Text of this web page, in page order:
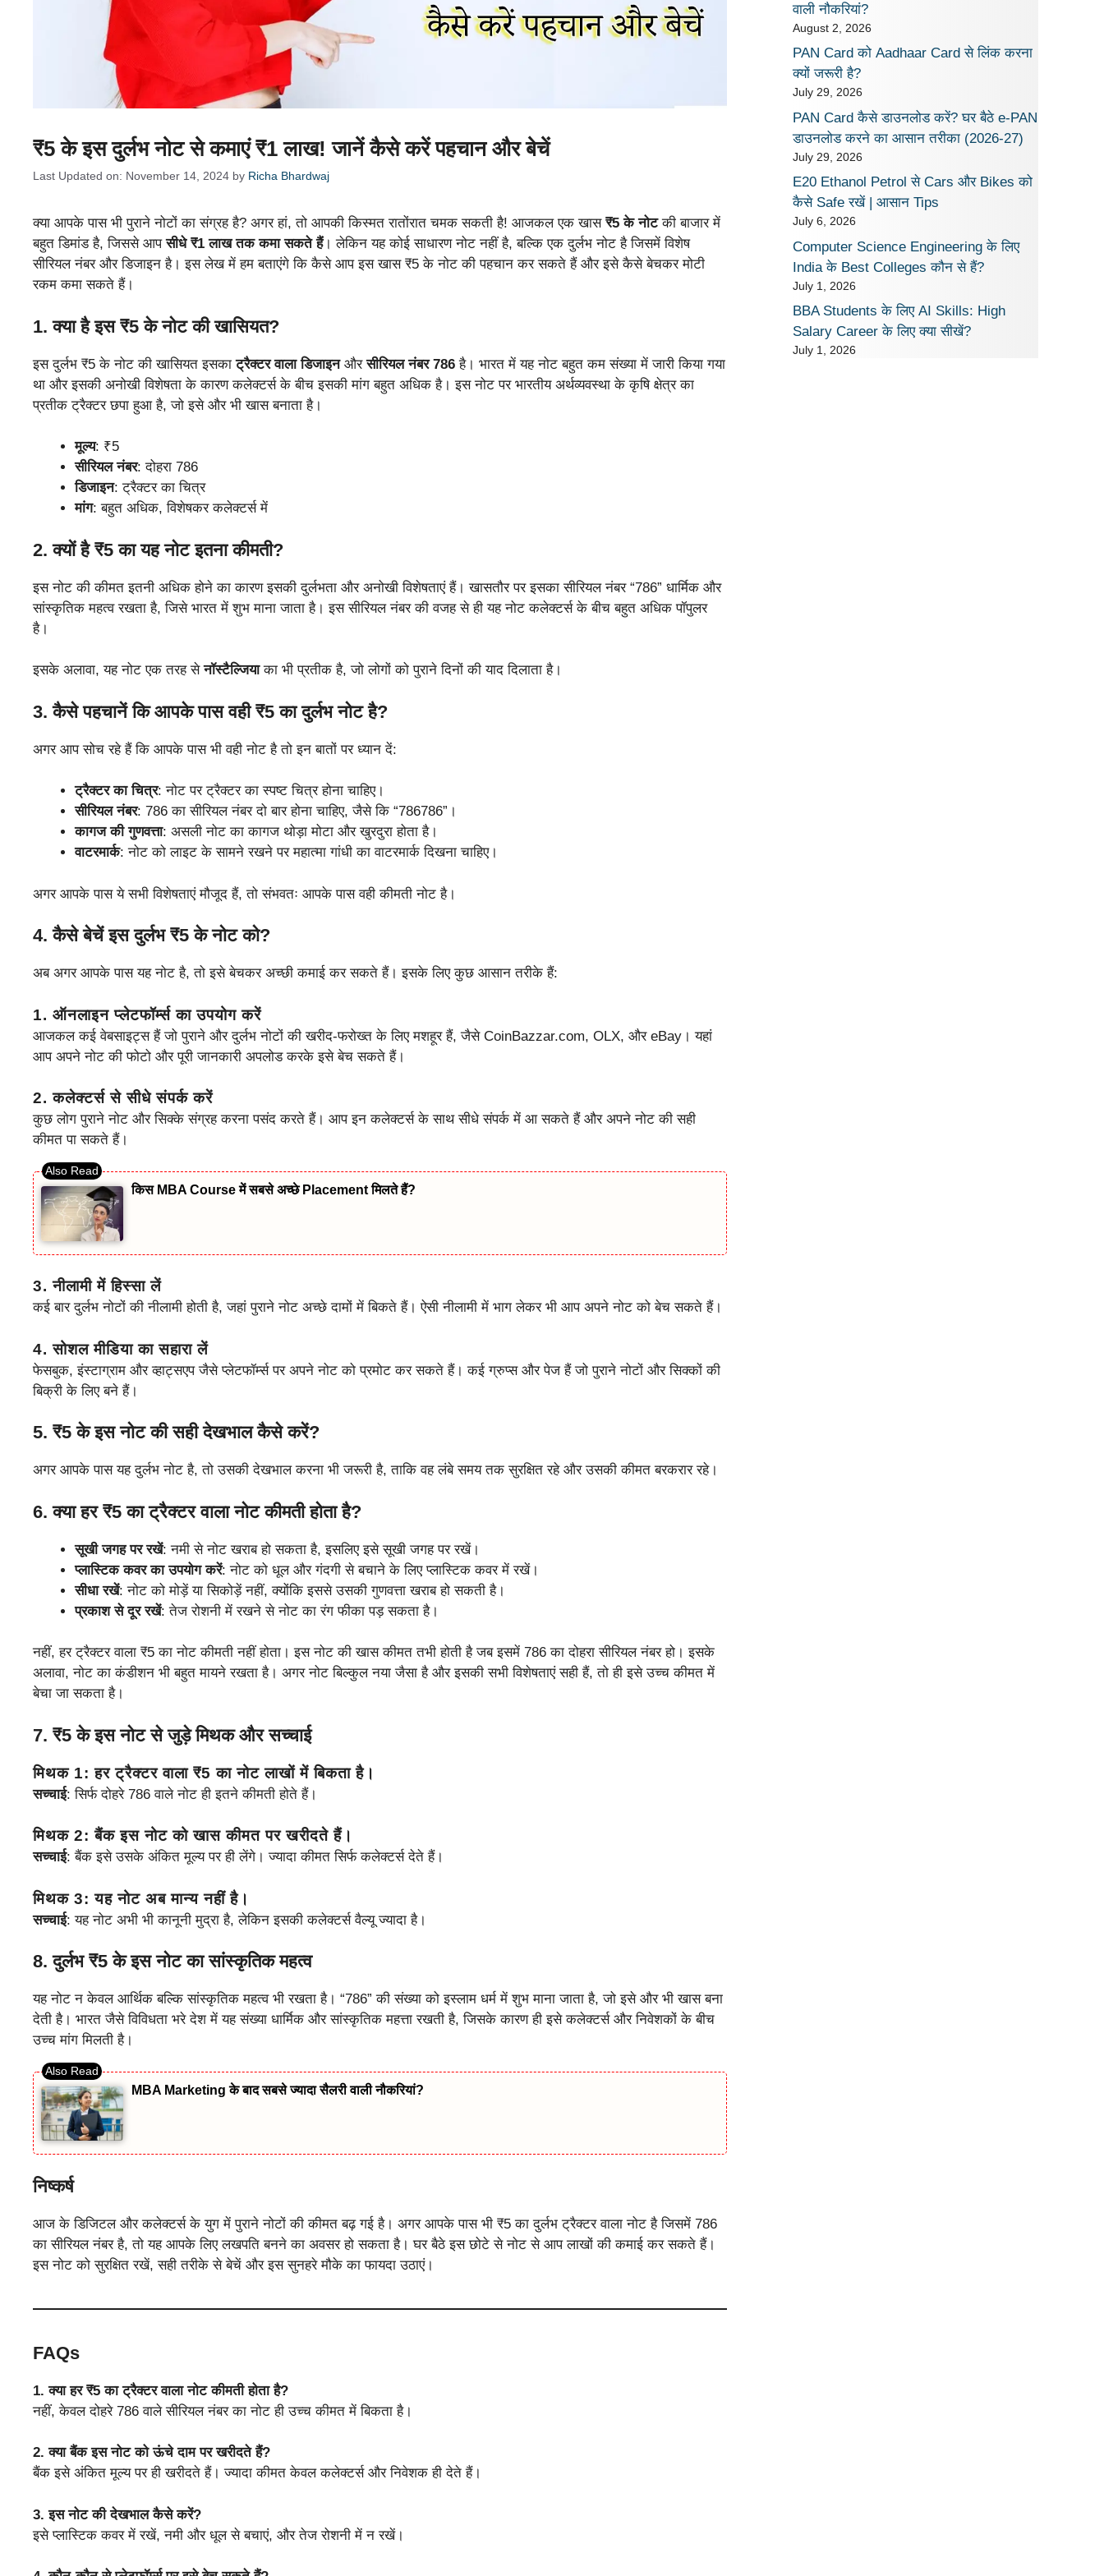
₹5 के इस दुर्लभ नोट से कमाएं ₹1 लाख! जानें कैसे करें पहचान और बेचें
Last Updated on: November 14, 2024 by Richa Bhardwaj
क्या आपके पास भी पुराने नोटों का संग्रह है? अगर हां, तो आपकी किस्मत रातोंरात चमक सकती है! आजकल एक खास ₹5 के नोटकी बाजार में
बहुत डिमांड है, जिससे आपसीधे ₹1 लाख तक कमा सकते हैं। लेकिन यह कोई साधारण नोट नहीं है, बल्कि एक दुर्लभ नोट है जिसमें विशेष
सीरियल नंबर और डिजाइन है। इस लेख में हम बताएंगे कि कैसे आप इस खास ₹5 के नोट की पहचान कर सकते हैं और इसे कैसे बेचकर मोटी
रकम कमा सकते हैं।
1.क्या है इस ₹5 के नोट की खासियत?
इस दुर्लभ ₹5 के नोट की खासियत इसकाट्रैक्टर वाला डिजाइनऔरसीरियल नंबर 786 है। भारत में यह नोट बहुत कम संख्या में जारी किया गया
था और इसकी अनोखी विशेषता के कारण कलेक्टर्स के बीच इसकी मांग बहुत अधिक है। इस नोट पर भारतीय अर्थव्यवस्था के कृषि क्षेत्र का
प्रतीक ट्रैक्टर छपा हुआ है, जो इसे और भी खास बनाता है।
मूल्य: ₹5
सीरियल नंबर: दोहरा 786
डिजाइन: ट्रैक्टर का चित्र
मांग: बहुत अधिक, विशेषकर कलेक्टर्स में
2.क्यों है ₹5 का यह नोट इतना कीमती?
इस नोट की कीमत इतनी अधिक होने का कारण इसकी दुर्लभता और अनोखी विशेषताएं हैं। खासतौर पर इसका सीरियल नंबर “786” धार्मिक और
सांस्कृतिक महत्व रखता है, जिसे भारत में शुभ माना जाता है। इस सीरियल नंबर की वजह से ही यह नोट कलेक्टर्स के बीच बहुत अधिक पॉपुलर
है।
इसके अलावा, यह नोट एक तरह सेनॉस्टैल्जियाका भी प्रतीक है, जो लोगों को पुराने दिनों की याद दिलाता है।
3.कैसे पहचानें कि आपके पास वही ₹5 का दुर्लभ नोट है?
अगर आप सोच रहे हैं कि आपके पास भी वही नोट है तो इन बातों पर ध्यान दें:
ट्रैक्टर का चित्र: नोट पर ट्रैक्टर का स्पष्ट चित्र होना चाहिए।
सीरियल नंबर: 786 का सीरियल नंबर दो बार होना चाहिए, जैसे कि “786786”।
कागज की गुणवत्ता: असली नोट का कागज थोड़ा मोटा और खुरदुरा होता है।
वाटरमार्क: नोट को लाइट के सामने रखने पर महात्मा गांधी का वाटरमार्क दिखना चाहिए।
अगर आपके पास ये सभी विशेषताएं मौजूद हैं, तो संभवतः आपके पास वही कीमती नोट है।
4.कैसे बेचें इस दुर्लभ ₹5 के नोट को?
अब अगर आपके पास यह नोट है, तो इसे बेचकर अच्छी कमाई कर सकते हैं। इसके लिए कुछ आसान तरीके हैं:
1. ऑनलाइन प्लेटफॉर्म्स का उपयोग करें
आजकल कई वेबसाइट्स हैं जो पुराने और दुर्लभ नोटों की खरीद-फरोख्त के लिए मशहूर हैं, जैसे CoinBazzar.com, OLX, और eBay। यहां
आप अपने नोट की फोटो और पूरी जानकारी अपलोड करके इसे बेच सकते हैं।
2. कलेक्टर्स से सीधे संपर्क करें
कुछ लोग पुराने नोट और सिक्के संग्रह करना पसंद करते हैं। आप इन कलेक्टर्स के साथ सीधे संपर्क में आ सकते हैं और अपने नोट की सही
कीमत पा सकते हैं।
किस MBA Course में सबसे अच्छे Placement मिलते हैं?
3. नीलामी में हिस्सा लें
कई बार दुर्लभ नोटों की नीलामी होती है, जहां पुराने नोट अच्छे दामों में बिकते हैं। ऐसी नीलामी में भाग लेकर भी आप अपने नोट को बेच सकते हैं।
4. सोशल मीडिया का सहारा लें
फेसबुक, इंस्टाग्राम और व्हाट्सएप जैसे प्लेटफॉर्म्स पर अपने नोट को प्रमोट कर सकते हैं। कई ग्रुप्स और पेज हैं जो पुराने नोटों और सिक्कों की
बिक्री के लिए बने हैं।
5. ₹5 के इस नोट की सही देखभाल कैसे करें?
अगर आपके पास यह दुर्लभ नोट है, तो उसकी देखभाल करना भी जरूरी है, ताकि वह लंबे समय तक सुरक्षित रहे और उसकी कीमत बरकरार रहे।
6.क्या हर ₹5 का ट्रैक्टर वाला नोट कीमती होता है?
सूखी जगह पर रखें: नमी से नोट खराब हो सकता है, इसलिए इसे सूखी जगह पर रखें।
प्लास्टिक कवर का उपयोग करें: नोट को धूल और गंदगी से बचाने के लिए प्लास्टिक कवर में रखें।
सीधा रखें: नोट को मोड़ें या सिकोड़ें नहीं, क्योंकि इससे उसकी गुणवत्ता खराब हो सकती है।
प्रकाश से दूर रखें: तेज रोशनी में रखने से नोट का रंग फीका पड़ सकता है।
नहीं, हर ट्रैक्टर वाला ₹5 का नोट कीमती नहीं होता। इस नोट की खास कीमत तभी होती है जब इसमें 786 का दोहरा सीरियल नंबर हो। इसके
अलावा, नोट का कंडीशन भी बहुत मायने रखता है। अगर नोट बिल्कुल नया जैसा है और इसकी सभी विशेषताएं सही हैं, तो ही इसे उच्च कीमत में
बेचा जा सकता है।
7. ₹5 के इस नोट से जुड़े मिथक और सच्चाई
मिथक 1: हर ट्रैक्टर वाला ₹5 का नोट लाखों में बिकता है।
सच्चाई: सिर्फ दोहरे 786 वाले नोट ही इतने कीमती होते हैं।
मिथक 2: बैंक इस नोट को खास कीमत पर खरीदते हैं।
सच्चाई: बैंक इसे उसके अंकित मूल्य पर ही लेंगे। ज्यादा कीमत सिर्फ कलेक्टर्स देते हैं।
मिथक 3: यह नोट अब मान्य नहीं है।
सच्चाई: यह नोट अभी भी कानूनी मुद्रा है, लेकिन इसकी कलेक्टर्स वैल्यू ज्यादा है।
8.दुर्लभ ₹5 के इस नोट का सांस्कृतिक महत्व
यह नोट न केवल आर्थिक बल्कि सांस्कृतिक महत्व भी रखता है। “786” की संख्या को इस्लाम धर्म में शुभ माना जाता है, जो इसे और भी खास बना
देती है। भारत जैसे विविधता भरे देश में यह संख्या धार्मिक और सांस्कृतिक महत्ता रखती है, जिसके कारण ही इसे कलेक्टर्स और निवेशकों के बीच
उच्च मांग मिलती है।
MBA Marketing के बाद सबसे ज्यादा सैलरी वाली नौकरियां?
निष्कर्ष
आज के डिजिटल और कलेक्टर्स के युग में पुराने नोटों की कीमत बढ़ गई है। अगर आपके पास भी ₹5 का दुर्लभ ट्रैक्टर वाला नोट है जिसमें 786
का सीरियल नंबर है, तो यह आपके लिए लखपति बनने का अवसर हो सकता है। घर बैठे इस छोटे से नोट से आप लाखों की कमाई कर सकते हैं।
इस नोट को सुरक्षित रखें, सही तरीके से बेचें और इस सुनहरे मौके का फायदा उठाएं।
FAQs
1. क्या हर ₹5 का ट्रैक्टर वाला नोट कीमती होता है?
नहीं, केवल दोहरे 786 वाले सीरियल नंबर का नोट ही उच्च कीमत में बिकता है।
2. क्या बैंक इस नोट को ऊंचे दाम पर खरीदते हैं?
बैंक इसे अंकित मूल्य पर ही खरीदते हैं। ज्यादा कीमत केवल कलेक्टर्स और निवेशक ही देते हैं।
3. इस नोट की देखभाल कैसे करें?
इसे प्लास्टिक कवर में रखें, नमी और धूल से बचाएं, और तेज रोशनी में न रखें।
वाली नौकरियां?
August 2, 2026
PAN Card को Aadhaar Card से लिंक करना
क्यों जरूरी है?
July 29, 2026
PAN Card कैसे डाउनलोड करें? घर बैठे e-PAN
डाउनलोड करने का आसान तरीका (2026-27)
July 29, 2026
E20 Ethanol Petrol से Cars और Bikes को
कैसे Safe रखें | आसान Tips
July 6, 2026
Computer Science Engineering के लिए
India के Best Colleges कौन से हैं?
July 1, 2026
BBA Students के लिए AI Skills: High
Salary Career के लिए क्या सीखें?
July 1, 2026